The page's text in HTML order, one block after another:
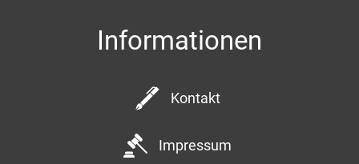
Informationen
Kontakt
Impressum